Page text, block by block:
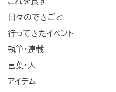
日々のできごと
行ってきたイベント
執筆・連載
言葉・人
アイテム